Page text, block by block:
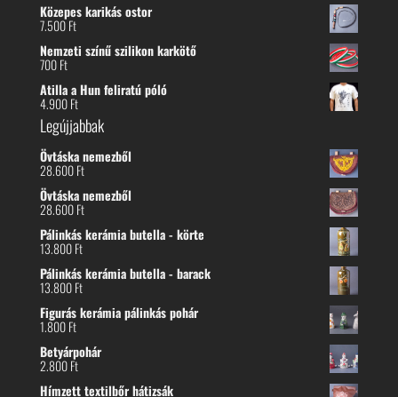
Közepes karikás ostor
7.500Ft
Nemzeti színű szilikon karkötő
700Ft
Atilla a Hun feliratú póló
4.900Ft
Legújjabbak
Övtáska nemezből
28.600Ft
Övtáska nemezből
28.600Ft
Pálinkás kerámia butella - körte
13.800Ft
Pálinkás kerámia butella - barack
13.800Ft
Figurás kerámia pálinkás pohár
1.800Ft
Betyárpohár
2.800Ft
Hímzett textilbőr hátizsák